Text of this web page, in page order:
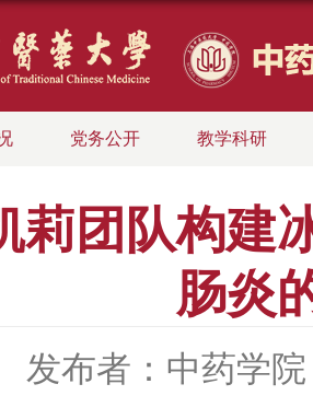
党务公开 教学科研
莉团队构建
肠炎
发布者：中药学院